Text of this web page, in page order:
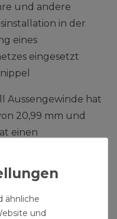
und andere
in der
eines
eingesetzt
Aussengewinde hat
20,99 mm und
einen
ähnliche
und